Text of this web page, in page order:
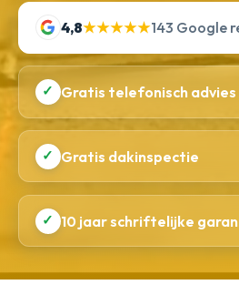
4,8★★★★★143 Google
✓ Gratis telefonisch advies
✓ Gratis dakinspectie
✓ 10 jaar schriftelijke